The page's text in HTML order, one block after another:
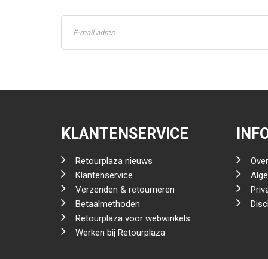
KLANTENSERVICE
Retourplaza nieuws
Klantenservice
Verzenden & retourneren
Betaalmethoden
Retourplaza voor webwinkels
Werken bij Retourplaza